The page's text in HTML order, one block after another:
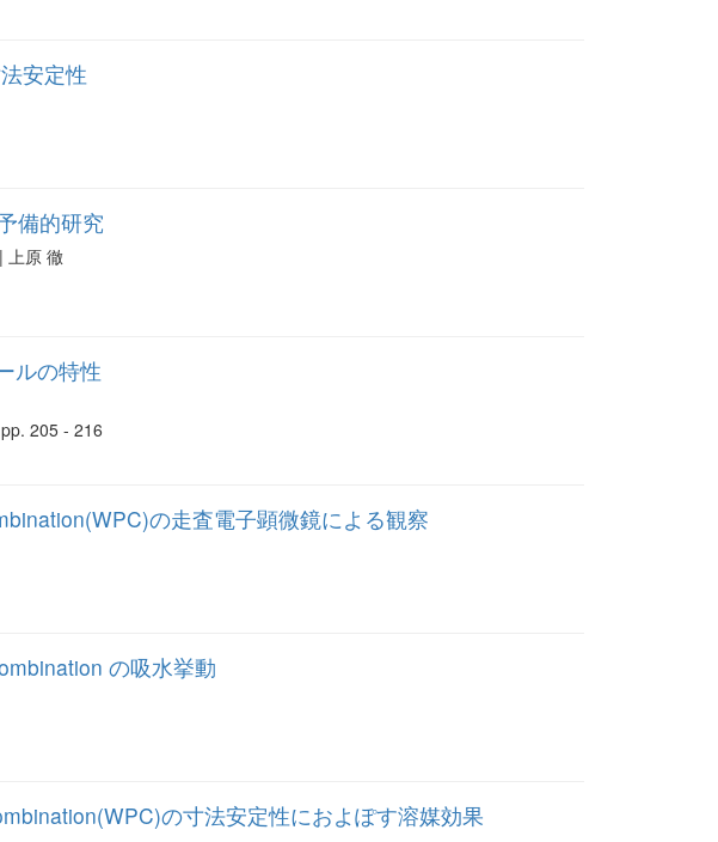
安定性
備的研究
上原 徹
ルの特性
205 - 216
の走査電子顕微鏡による観察
の吸水挙動
の寸法安定性におよぽす溶媒効果